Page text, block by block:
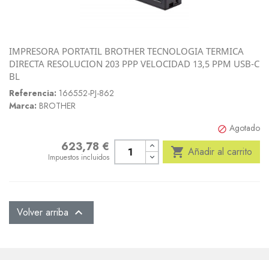
IMPRESORA PORTATIL BROTHER TECNOLOGIA TERMICA
DIRECTA RESOLUCION 203 PPP VELOCIDAD 13,5 PPM USB-C
BL
Referencia: 166552-PJ-862
Marca: BROTHER
 Agotado
Precio623,78 €
Impuestos incluidos  Añadir al carrito
Volver arriba 